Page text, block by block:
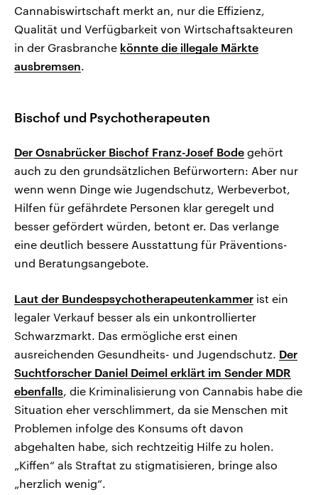
Cannabiswirtschaft merkt an, nur die Effizienz,
Qualität und Verfügbarkeit von Wirtschaftsakteuren
in der Grasbranche könnte die illegale Märkte
ausbremsen.
Bischof und Psychotherapeuten
Der Osnabrücker Bischof Franz-Josef Bode gehört
auch zu den grundsätzlichen Befürwortern: Aber nur
wenn wenn Dinge wie Jugendschutz, Werbeverbot,
Hilfen für gefährdete Personen klar geregelt und
besser gefördert würden, betont er. Das verlange
eine deutlich bessere Ausstattung für Präventions-
und Beratungsangebote.
Laut der Bundespsychotherapeutenkammer ist ein
legaler Verkauf besser als ein unkontrollierter
Schwarzmarkt. Das ermögliche erst einen
ausreichenden Gesundheits- und Jugendschutz. Der
Suchtforscher Daniel Deimel erklärt im Sender MDR
ebenfalls, die Kriminalisierung von Cannabis habe die
Situation eher verschlimmert, da sie Menschen mit
Problemen infolge des Konsums oft davon
abgehalten habe, sich rechtzeitig Hilfe zu holen.
„Kiffen“ als Straftat zu stigmatisieren, bringe also
„herzlich wenig“.